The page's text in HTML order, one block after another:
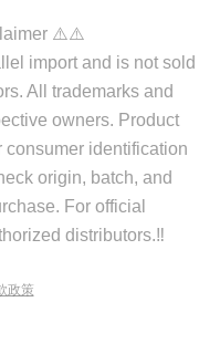
⚠️⚠️
import and is not sold
All trademarks and
owners. Product
identification
origin, batch, and
For official
distributors.‼️
政策